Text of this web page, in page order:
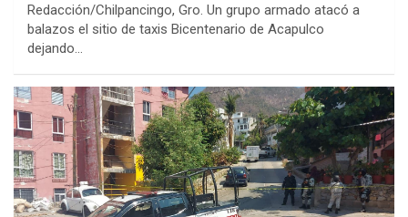
Redacción/Chilpancingo, Gro. Un grupo armado atacó a
balazos el sitio de taxis Bicentenario de Acapulco
dejando…